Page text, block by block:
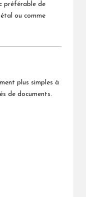
préférable de
ou comme
plus simples à
de documents.